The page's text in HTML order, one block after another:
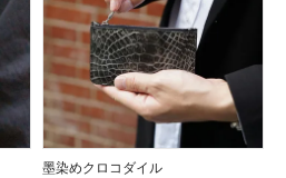
墨染めクロコダイル